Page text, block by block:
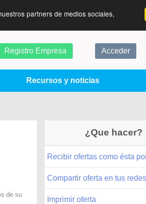
partners de medios sociales,
Registro Empresa Acceder
Recursos y noticias
de su
¿Que hacer?
Recibir ofertas como ésta
Compartir oferta en tus
Imprimir oferta